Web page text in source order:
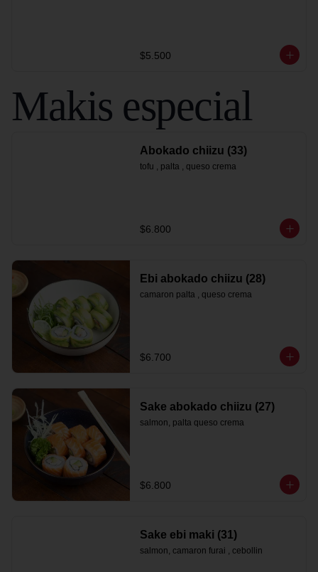
$5.500
Makis especial
Abokado chiizu (33)
tofu , palta , queso crema
$6.800
Ebi abokado chiizu (28)
camaron palta , queso crema
$6.700
Sake abokado chiizu (27)
salmon, palta queso crema
$6.800
Sake ebi maki (31)
salmon, camaron furai , cebollin